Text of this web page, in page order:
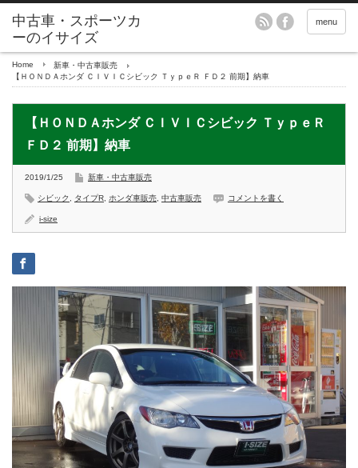
menu
Home
新車・中古車販売
【ＨＯＮＤＡホンダ ＣＩＶＩＣシビック ＴｙｐｅＲ ＦＤ２ 前期】納車
【ＨＯＮＤＡホンダ ＣＩＶＩＣシビック ＴｙｐｅＲ
ＦＤ２ 前期】納車
2019/1/25 新車・中古車販売
シビック タイプR ホンダ車販売 中古車販売 コメントを書く
i-size